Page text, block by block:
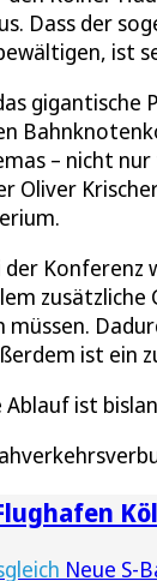
Dass der
ist
gigantische
– nicht
Oliver
Konferenz
zusätzliche
müssen.
ist ein
ist
Neue S-